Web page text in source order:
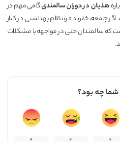
هذیان در دوران سالمندیگامی مهم در
جامعه، خانواده و نظام بهداشتی در کنار
که سالمندان حتی در مواجهه با مشکلات
چه بود؟
0
0
0